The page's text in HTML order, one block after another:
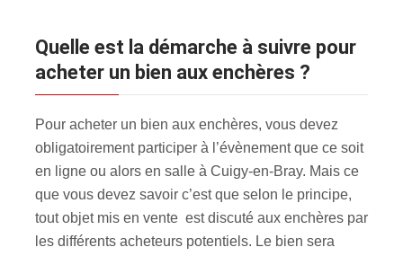
Quelle est la démarche à suivre pour
acheter un bien aux enchères ?
Pour acheter un bien aux enchères, vous devez
obligatoirement participer à l’évènement que ce soit
en ligne ou alors en salle à Cuigy-en-Bray. Mais ce
que vous devez savoir c’est que selon le principe,
tout objet mis en vente est discuté aux enchères par
les différents acheteurs potentiels. Le bien sera